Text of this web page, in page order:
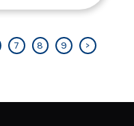
7 8 9 >